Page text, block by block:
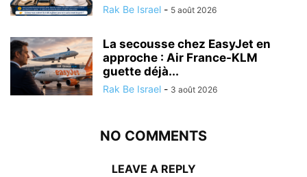
Rak Be Israel - 5 août 2026
La secousse chez EasyJet en
approche : Air France-KLM
guette déjà...
Rak Be Israel - 3 août 2026
NO COMMENTS
LEAVE A REPLY